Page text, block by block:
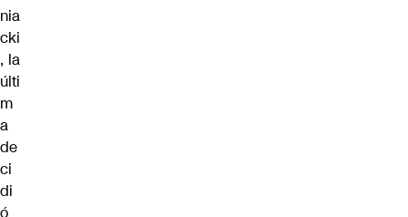
nia
cki
, la
últi
m
a
de
ci
di
ó